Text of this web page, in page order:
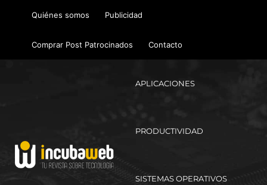
Quiénes somos Publicidad
Comprar Post Patrocinados Contacto
APLICACIONES
PRODUCTIVIDAD
SISTEMAS OPERATIVOS